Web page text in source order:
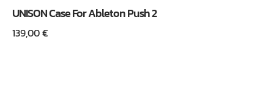
UNISON Case For Ableton Push 2
139,00€